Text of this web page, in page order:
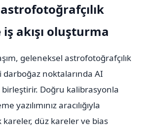
akışı oluşturma
geleneksel astrofotoğrafçılık
noktalarında AI
birleştirir. Doğru kalibrasyonla
yazılımınız aracılığıyla
kareler, düz kareler ve bias